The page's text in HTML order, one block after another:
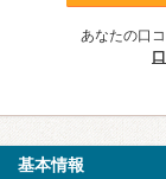
あなたの口
基本情報